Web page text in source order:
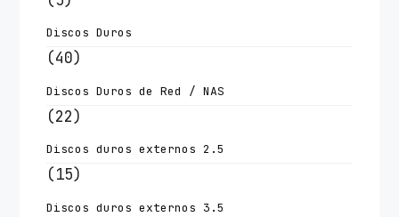
Discos Duros
(40)
Discos Duros de Red / NAS
(22)
Discos duros externos 2.5
(15)
Discos duros externos 3.5